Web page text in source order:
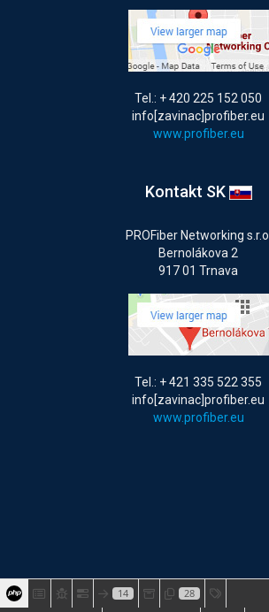
Tel.: + 420 225 152 050
info[zavinac]profiber.eu
www.profiber.eu
Kontakt SK
PROFiber Networking s.r.o.
Bernolákova 2
917 01 Trnava
Tel.: + 421 335 522 355
info[zavinac]profiber.eu
www.profiber.eu
14 28